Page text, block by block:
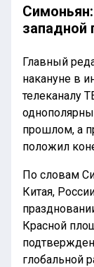
западной
Главный
накануне в
телеканалу
прошлом, а
положил
По словам
Китая,
Красной
глобальной